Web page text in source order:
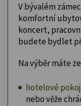
V bývalém
komfortní
koncert,
budete bydlet
Na výběr máte
hotelové
nebo věže